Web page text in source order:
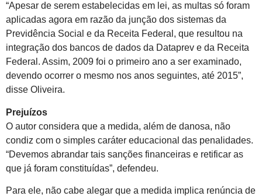
“Apesar de serem estabelecidas em lei, as multas só foram
aplicadas agora em razão da junção dos sistemas da
Previdência Social e da Receita Federal, que resultou na
integração dos bancos de dados da Dataprev e da Receita
Federal. Assim, 2009 foi o primeiro ano a ser examinado,
devendo ocorrer o mesmo nos anos seguintes, até 2015”,
disse Oliveira.
Prejuízos
O autor considera que a medida, além de danosa, não
condiz com o simples caráter educacional das penalidades.
“Devemos abrandar tais sanções financeiras e retificar as
que já foram constituídas”, defendeu.
Para ele, não cabe alegar que a medida implica renúncia de